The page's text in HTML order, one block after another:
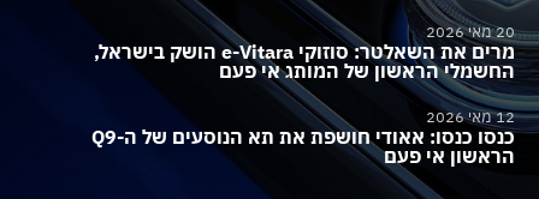
20 מאי 2026
מרים את השאלטר: סוזוקי e-Vitara הושק בישראל,
החשמלי הראשון של המותג אי פעם
12 מאי 2026
כנסו כנסו: אאודי חושפת את תא הנוסעים של ה-Q9
הראשון אי פעם